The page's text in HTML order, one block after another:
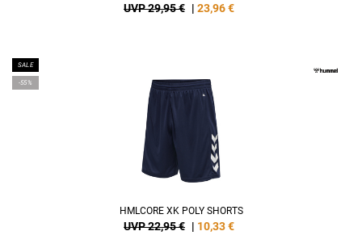
UVP 29,95 € | 23,96€
SALE
-55%
HMLCORE XK POLY SHORTS
UVP 22,95 € | 10,33€